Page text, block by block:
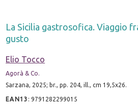
La Sicilia gastrosofica. Viaggio
gusto
Elio Tocco
Agorà & Co.
Sarzana, 2025; br., pp. 204, ill., cm 19,5x26.
EAN13 :9791282299015